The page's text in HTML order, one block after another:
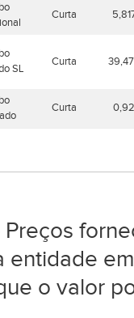
Curta
SL
Curta
Curta 0,92
Preços
entidade
o valor